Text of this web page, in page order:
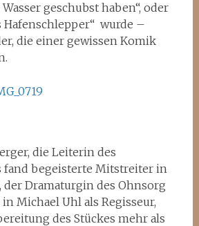
geschubst haben“, oder
Hafenschlepper“ wurde –
die einer gewissen Komik
die Leiterin des
fand begeisterte Mitstreiter in
der Dramaturgin des Ohnsorg
Michael Uhl als Regisseur,
des Stückes mehr als